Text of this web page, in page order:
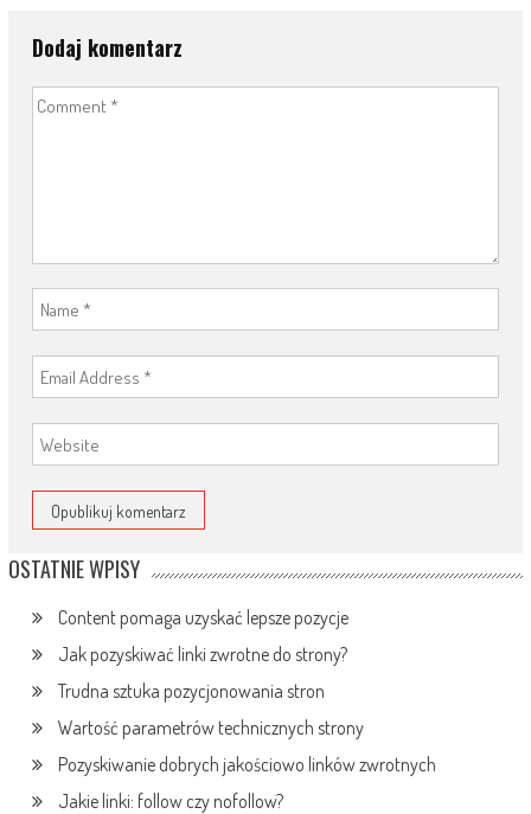
Dodaj komentarz
OSTATNIE WPISY
Content pomaga uzyskać lepsze pozycje
Jak pozyskiwać linki zwrotne do strony?
Trudna sztuka pozycjonowania stron
Wartość parametrów technicznych strony
Pozyskiwanie dobrych jakościowo linków zwrotnych
Jakie linki: follow czy nofollow?